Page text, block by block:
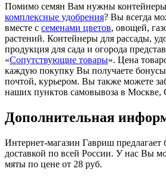
Помимо семян Вам нужны
комплексные удобрения? Вы всегда
вместе с семенами цветов, овощей,
растений. Контейнеры для рассады,
продукция для сада и огорода
«Сопутствующие товары». Цена
каждую покупку Вы получаете бонусы.
почтой, курьером. Вы также можете
наших пунктов самовывоза в Москве,
Дополнительная
Интернет-магазин Гавриш
доставкой по всей России. У нас Вы
мяты по цене от 28 руб.